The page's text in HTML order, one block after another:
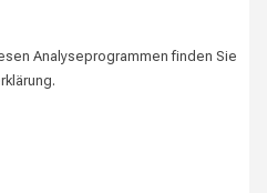
Analyseprogrammen finden Sie